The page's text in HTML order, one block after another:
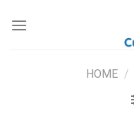
HOME /